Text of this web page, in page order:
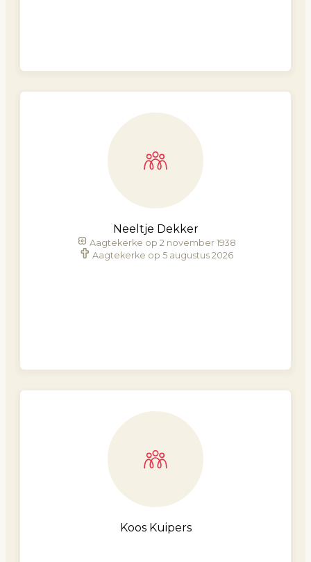
Neeltje Dekker
Aagtekerke op 2 november 1938
Aagtekerke op 5 augustus 2026
Koos Kuipers